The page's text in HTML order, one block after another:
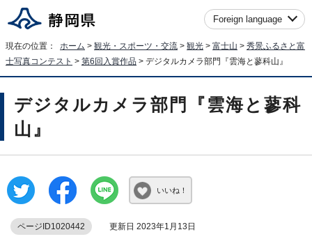
Foreign language
現在の位置： ホーム > 観光・スポーツ・交流 > 観光 > 富士山 > 秀景ふるさと富
士写真コンテスト > 第6回入賞作品 > デジタルカメラ部門『雲海と蓼科山』
デジタルカメラ部門『雲海と蓼科
山』
いいね！
ページID1020442 更新日 2023年1月13日